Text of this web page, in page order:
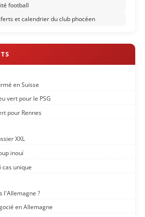
football
et calendrier du club phocéen
en Suisse
vert pour le PSG
pour Rennes
XXL
inouï
cas unique
l'Allemagne ?
en Allemagne